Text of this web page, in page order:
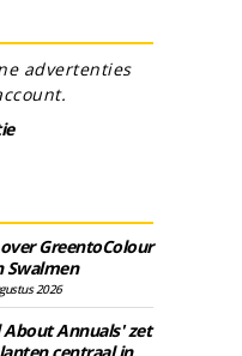
advertenties
GreentoColour
Swalmen
2026
About Annuals' zet